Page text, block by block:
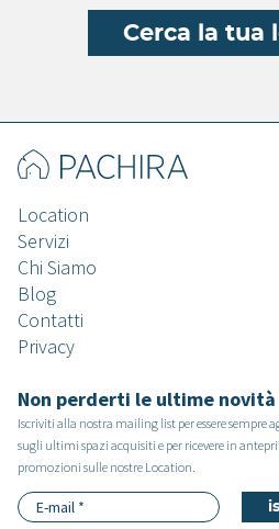
Cerca la tua
Location
Servizi
Chi Siamo
Blog
Contatti
Privacy
Non perderti le ultime novità
Iscriviti alla nostra mailing list per essere sempre
sugli ultimi spazi acquisiti e per ricevere in
promozioni sulle nostre Location.